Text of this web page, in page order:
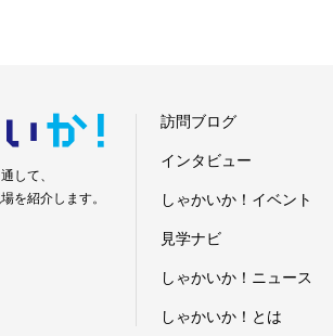
か！
して、
を紹介します。
訪問ブログ
インタビュー
しゃかいか！イベント
見学ナビ
しゃかいか！ニュース
しゃかいか！とは